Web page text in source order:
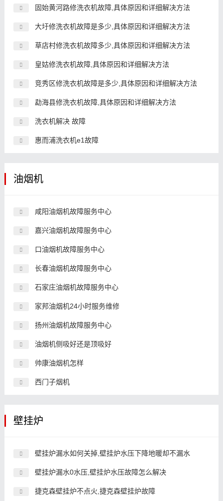
固始黄河路修洗衣机故障,具体原因和详细解决方法
大圩修洗衣机故障是多少,具体原因和详细解决方法
草店村修洗衣机故障多少,具体原因和详细解决方法
皇姑修洗衣机故障,具体原因和详细解决方法
竞秀区修洗衣机故障是多少,具体原因和详细解决方法
勐海县修洗衣机故障,具体原因和详细解决方法
洗衣机解决 故障
惠而浦洗衣机e1故障
油烟机
咸阳油烟机故障服务中心
嘉兴油烟机故障服务中心
口油烟机故障服务中心
长春油烟机故障服务中心
石家庄油烟机故障服务中心
家邦油烟机24小时服务维修
扬州油烟机故障服务中心
油烟机侧吸好还是顶吸好
帅康油烟机怎样
西门子烟机
壁挂炉
壁挂炉漏水如何关掉,壁挂炉水压下降地暖却不漏水
壁挂炉漏水0水压,壁挂炉水压故障怎么解决
捷克森壁挂炉不点火,捷克森壁挂炉故障